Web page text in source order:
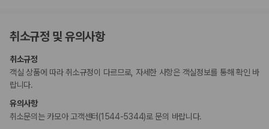
인용품을 제공하지 않습니다.
습니다. 명시된 정책은 숙박 시설에서 제공했습니다.
이 숙박 시설은 만 16세 이하 어린이의 수영장 출입을 허용하지 않습니다.
만 12 세 이하 아동은 부모 또는 보호자와 같은 객실에서 침구를 추가하지
않고 이용할 경우 무료로 숙박할 수 있습니다(최대 2명).
이용 상황에 따라 객실 연결이 가능하며, 예약 확인 메일에 나와 있는 번호
로 숙박 시설에 직접 연락하여 요청하실 수 있습니다.
취소규정 및 유의사항
취소규정
객실 상품에 따라 취소규정이 다르므로, 자세한 사항은 객실정보를 통해 확인 바
랍니다.
유의사항
취소문의는 카모아 고객센터(1544-5344)로 문의 바랍니다.